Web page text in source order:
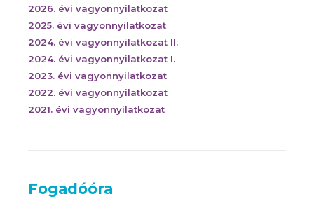
2026. évi vagyonnyilatkozat
2025. évi vagyonnyilatkozat
2024. évi vagyonnyilatkozat II.
2024. évi vagyonnyilatkozat I.
2023. évi vagyonnyilatkozat
2022. évi vagyonnyilatkozat
2021. évi vagyonnyilatkozat
Fogadóóra